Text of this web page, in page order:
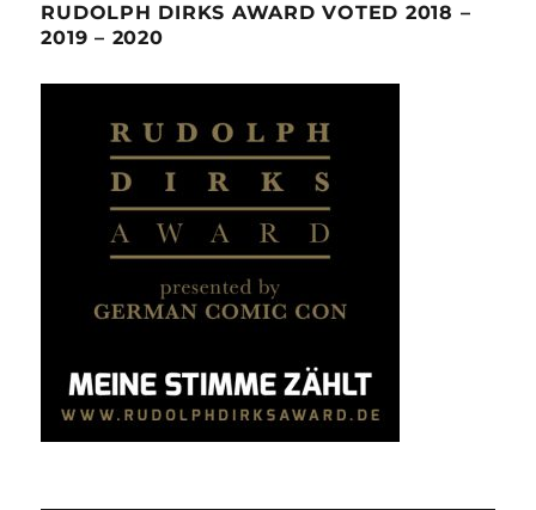
RUDOLPH DIRKS AWARD VOTED 2018 –
2019 – 2020